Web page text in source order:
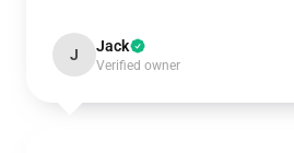
J Jack
Verified owner